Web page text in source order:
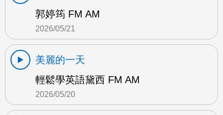
郭婷筠 FM AM
2026/05/21
美麗的一天
輕鬆學英語黛西 FM AM
2026/05/20